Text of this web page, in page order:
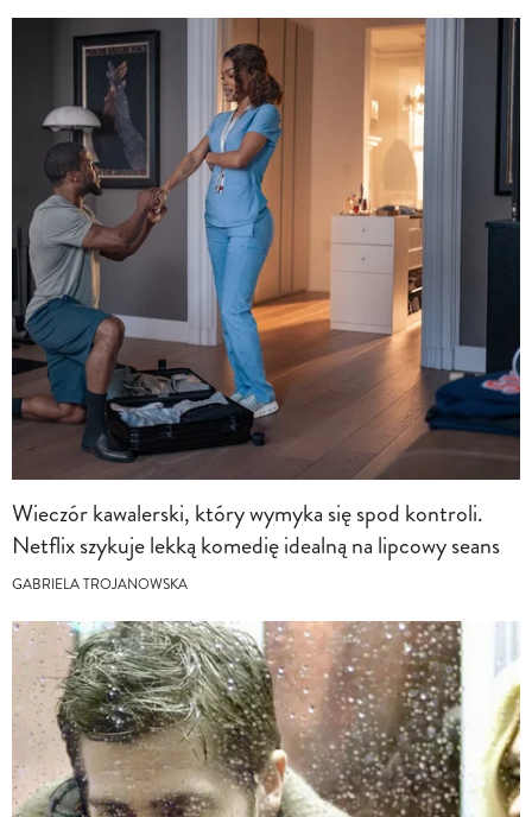
Wieczór kawalerski, który wymyka się spod kontroli.
Netflix szykuje lekką komedię idealną na lipcowy seans
GABRIELA TROJANOWSKA